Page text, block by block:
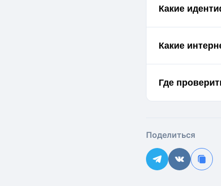
Какие
Какие
Где
Поделиться